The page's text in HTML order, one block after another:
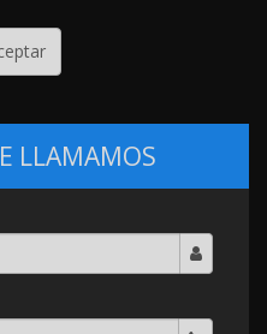
LLAMAMOS